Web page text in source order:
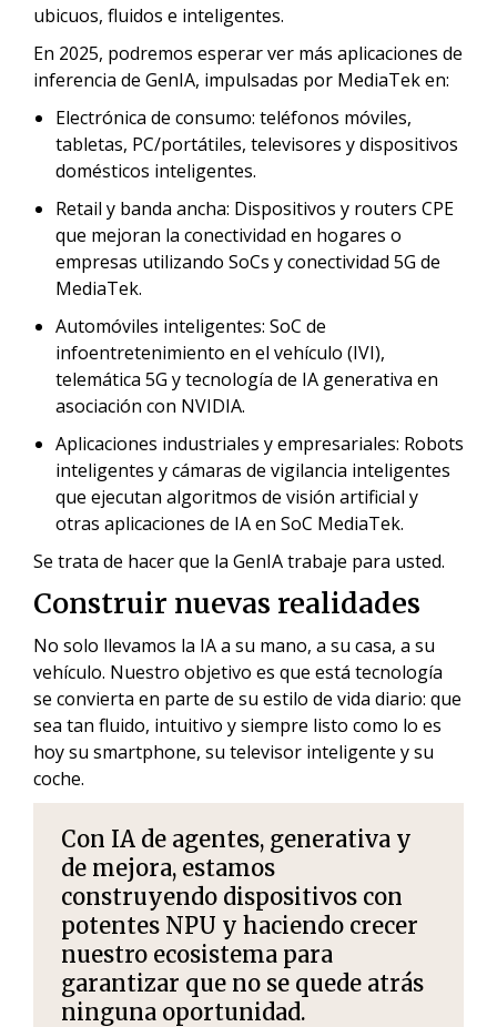
ubicuos, fluidos e inteligentes.
En 2025, podremos esperar ver más aplicaciones de
inferencia de GenIA, impulsadas por MediaTek en:
Electrónica de consumo: teléfonos móviles,
tabletas, PC/portátiles, televisores y dispositivos
domésticos inteligentes.
Retail y banda ancha: Dispositivos y routers CPE
que mejoran la conectividad en hogares o
empresas utilizando SoCs y conectividad 5G de
MediaTek.
Automóviles inteligentes: SoC de
infoentretenimiento en el vehículo (IVI),
telemática 5G y tecnología de IA generativa en
asociación con NVIDIA.
Aplicaciones industriales y empresariales: Robots
inteligentes y cámaras de vigilancia inteligentes
que ejecutan algoritmos de visión artificial y
otras aplicaciones de IA en SoC MediaTek.
Se trata de hacer que la GenIA trabaje para usted.
Construir nuevas realidades
No solo llevamos la IA a su mano, a su casa, a su
vehículo. Nuestro objetivo es que está tecnología
se convierta en parte de su estilo de vida diario: que
sea tan fluido, intuitivo y siempre listo como lo es
hoy su smartphone, su televisor inteligente y su
coche.
Con IA de agentes, generativa y
de mejora, estamos
construyendo dispositivos con
potentes NPU y haciendo crecer
nuestro ecosistema para
garantizar que no se quede atrás
ninguna oportunidad.